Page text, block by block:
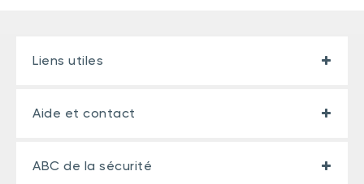
Liens utiles
Aide et contact
ABC de la sécurité